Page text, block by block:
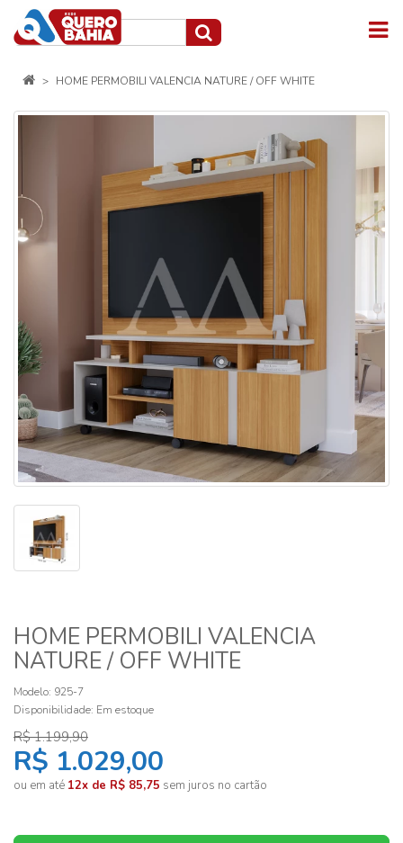
HOME PERMOBILI VALENCIA NATURE / OFF WHITE
HOME PERMOBILI VALENCIA
NATURE / OFF WHITE
Modelo: 925-7
Disponibilidade: Em estoque
R$ 1.199,90
R$ 1.029,00
ou em até 12x de R$ 85,75 sem juros no cartão